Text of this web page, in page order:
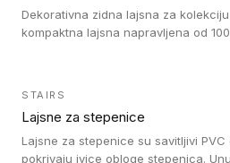
Dekorativna zidna lajsna za
kompaktna lajsna napravljena od
STAIRS
Lajsne za stepenice
Lajsne za stepenice su savitljivi
pokrivaju ivice obloge stepenica.